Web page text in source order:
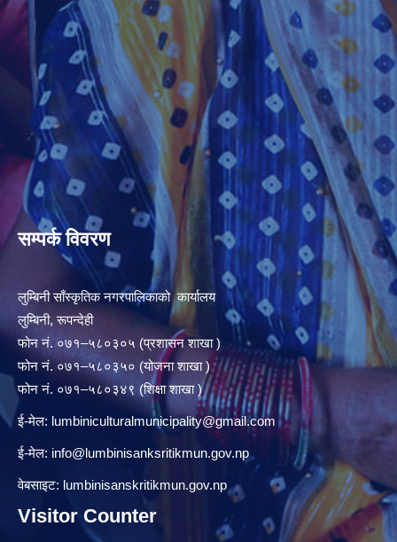
सम्पर्क विवरण
लुम्बिनी साँस्कृतिक नगरपालिकाको कार्यालय
लुम्बिनी, रूपन्देही
फोन नं. ०७१–५८०३०५ (प्रशासन शाखा )
फोन नं. ०७१–५८०३५० (योजना शाखा )
फोन नं. ०७१–५८०३४९ (शिक्षा शाखा )
ई-मेल: lumbiniculturalmunicipality@gmail.com
ई-मेल: info@lumbinisanksritikmun.gov.np
वेबसाइट: lumbinisanskritikmun.gov.np
Visitor Counter